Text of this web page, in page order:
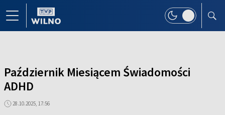
Październik Miesiącem Świadomości
ADHD
28.10.2025, 17:56